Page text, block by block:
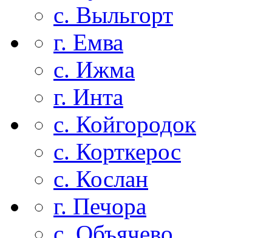
с. Выльгорт
г. Емва
с. Ижма
г. Инта
с. Койгородок
с. Корткерос
с. Кослан
г. Печора